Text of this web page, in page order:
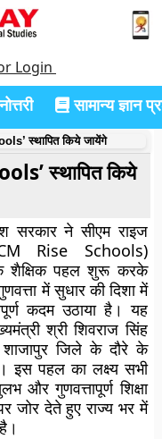
Login
सामान्य ज्ञान
स्थापित किये जायेंगे
स्थापित किये
सरकार ने सीएम राइज
Rise Schools)
शैक्षिक पहल शुरू करके
में सुधार की दिशा में
कदम उठाया है। यह
श्री शिवराज सिंह
शाजापुर जिले के दौरे के
इस पहल का लक्ष्य सभी
और गुणवत्तापूर्ण शिक्षा
जोर देते हुए राज्य भर में